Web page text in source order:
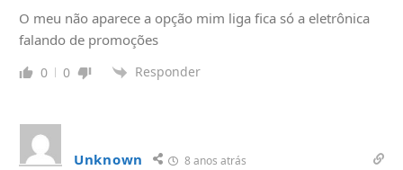
O meu não aparece a opção mim liga fica só a eletrônica
falando de promoções
0 0 Responder
Unknown 8 anos atrás